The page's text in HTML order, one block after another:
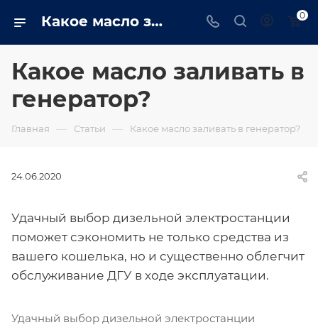
Какое масло заливать в генератор? - trustenergo.ru 0
Какое масло заливать в
генератор?
Главная — Статьи — Какое масло заливать в генератор?
24.06.2020
Удачный выбор дизельной электростанции
поможет сэкономить не только средства из
вашего кошелька, но и существенно облегчит
обслуживание ДГУ в ходе эксплуатации.
Удачный выбор дизельной электростанции